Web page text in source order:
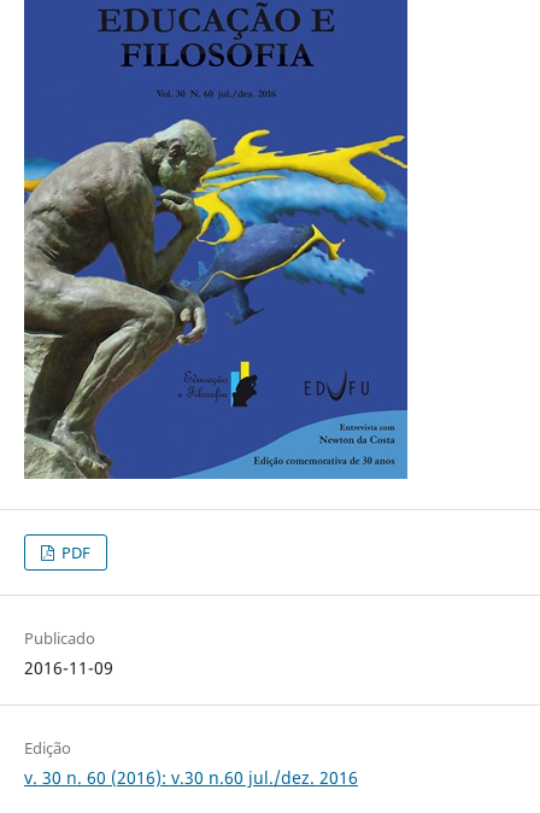
PDF
Publicado
2016-11-09
Edição
v. 30 n. 60 (2016): v.30 n.60 jul./dez. 2016